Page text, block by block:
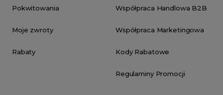
Pokwitowania
Moje zwroty
Rabaty
Współpraca Handlowa B2B
Współpraca Marketingowa
Kody Rabatowe
Regulaminy Promocji